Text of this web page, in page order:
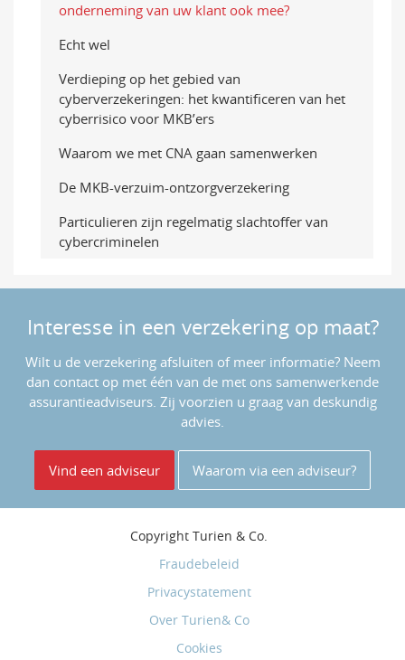
onderneming van uw klant ook mee?
Echt wel
Verdieping op het gebied van
cyberverzekeringen: het kwantificeren van het
cyberrisico voor MKB’ers
Waarom we met CNA gaan samenwerken
De MKB-verzuim-ontzorgverzekering
Particulieren zijn regelmatig slachtoffer van
cybercriminelen
Interesse in een verzekering op maat?
Wilt u de verzekering afsluiten of meer informatie? Neem
dan contact op met één van de met ons samenwerkende
assurantieadviseurs. Zij voorzien u graag van deskundig
advies.
Vind een adviseur Waarom via een adviseur?
Copyright Turien & Co.
Fraudebeleid
Privacystatement
Over Turien& Co
Cookies